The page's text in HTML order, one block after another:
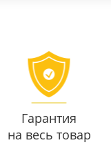
Гарантия
на весь товар